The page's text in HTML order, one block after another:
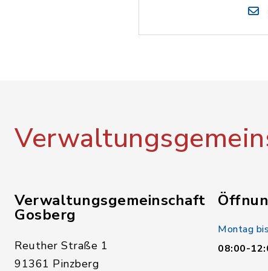
Verwaltungsgemeinschaft
Gosberg
Reuther Straße 1
91361 Pinzberg
Montag
08:00-